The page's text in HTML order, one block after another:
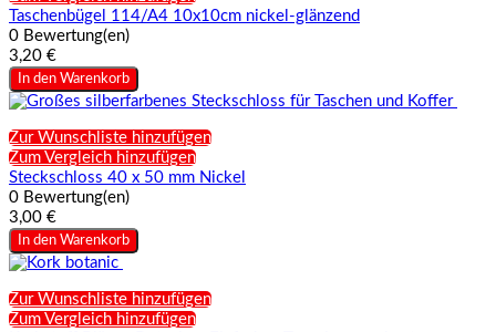
Taschenbügel 114/A4 10x10cm nickel-glänzend
0 Bewertung(en)
3,20 €
In den Warenkorb
Zur Wunschliste hinzufügen
Zum Vergleich hinzufügen
Steckschloss 40 x 50 mm Nickel
0 Bewertung(en)
3,00 €
In den Warenkorb
Zur Wunschliste hinzufügen
Zum Vergleich hinzufügen